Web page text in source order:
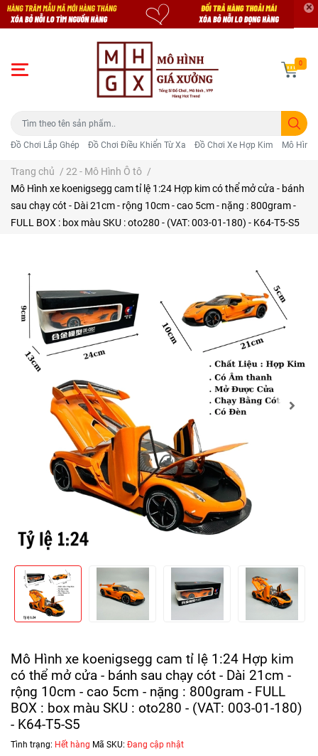
Đồ Chơi Lắp Ghép Đồ Chơi Điều Khiển Từ Xa Đồ Chơi Xe Hợp Kim Mô Hình
0
Trang chủ / 22 - Mô Hình Ô tô /
Mô Hình xe koenigsegg cam tỉ lệ 1:24 Hợp kim có thể mở cửa - bánh
sau chạy cót - Dài 21cm - rộng 10cm - cao 5cm - nặng : 800gram -
FULL BOX : box màu SKU : oto280 - (VAT: 003-01-180) - K64-T5-S5
Mô Hình xe koenigsegg cam tỉ lệ 1:24 Hợp kim
có thể mở cửa - bánh sau chạy cót - Dài 21cm -
rộng 10cm - cao 5cm - nặng : 800gram - FULL
BOX : box màu SKU : oto280 - (VAT: 003-01-180)
- K64-T5-S5
Tình trạng: Hết hàng Mã SKU: Đang cập nhật